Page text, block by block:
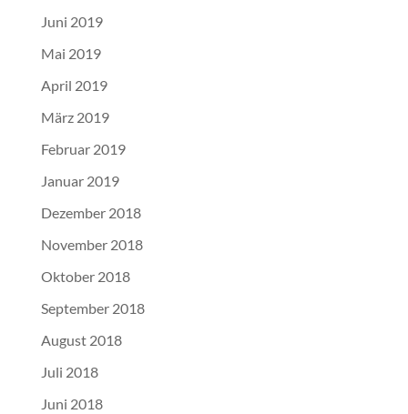
Juni 2019
Mai 2019
April 2019
März 2019
Februar 2019
Januar 2019
Dezember 2018
November 2018
Oktober 2018
September 2018
August 2018
Juli 2018
Juni 2018